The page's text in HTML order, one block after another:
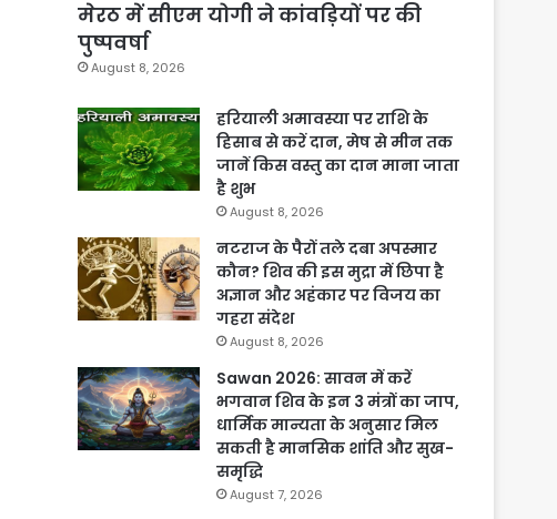
मेरठ में सीएम योगी ने कांवड़ियों पर की
पुष्पवर्षा
August 8, 2026
हरियाली अमावस्या पर राशि के
हिसाब से करें दान, मेष से मीन तक
जानें किस वस्तु का दान माना जाता
है शुभ
August 8, 2026
नटराज के पैरों तले दबा अपस्मार
कौन? शिव की इस मुद्रा में छिपा है
अज्ञान और अहंकार पर विजय का
गहरा संदेश
August 8, 2026
Sawan 2026: सावन में करें
भगवान शिव के इन 3 मंत्रों का जाप,
धार्मिक मान्यता के अनुसार मिल
सकती है मानसिक शांति और सुख-
समृद्धि
August 7, 2026